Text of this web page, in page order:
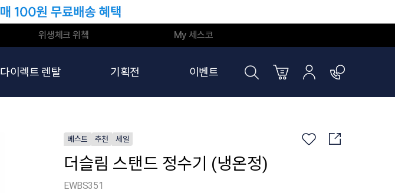
위생체크 위쳌 My 세스코
다이렉트 렌탈 기획전 이벤트
베스트 추천 세일
더슬림 스탠드 정수기 (냉온정)
EWBS351